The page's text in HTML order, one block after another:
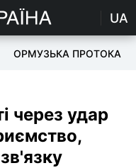
UA
ОРМУЗЬКА ПРОТОКА
через удар